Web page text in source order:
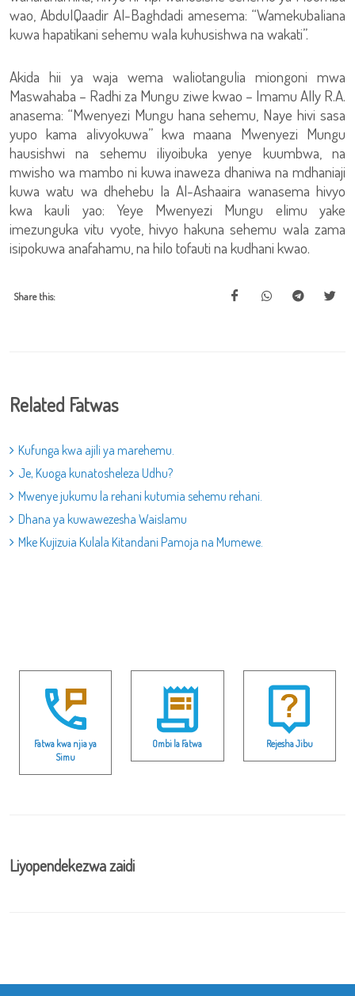
wao, AbdulQaadir Al-Baghdadi amesema: “Wamekubaliana
kuwa hapatikani sehemu wala kuhusishwa na wakati”.
Akida hii ya waja wema waliotangulia miongoni mwa
Maswahaba – Radhi za Mungu ziwe kwao – Imamu Ally R.A.
anasema: “Mwenyezi Mungu hana sehemu, Naye hivi sasa
yupo kama alivyokuwa” kwa maana Mwenyezi Mungu
hausishwi na sehemu iliyoibuka yenye kuumbwa, na
mwisho wa mambo ni kuwa inaweza dhaniwa na mdhaniaji
kuwa watu wa dhehebu la Al-Ashaaira wanasema hivyo
kwa kauli yao: Yeye Mwenyezi Mungu elimu yake
imezunguka vitu vyote, hivyo hakuna sehemu wala zama
isipokuwa anafahamu, na hilo tofauti na kudhani kwao.
Share this:
Related Fatwas
Kufunga kwa ajili ya marehemu.
Je, Kuoga kunatosheleza Udhu?
Mwenye jukumu la rehani kutumia sehemu rehani.
Dhana ya kuwawezesha Waislamu
Mke Kujizuia Kulala Kitandani Pamoja na Mumewe.
Fatwa kwa njia ya
Simu
Ombi la Fatwa Rejesha Jibu
Liyopendekezwa zaidi